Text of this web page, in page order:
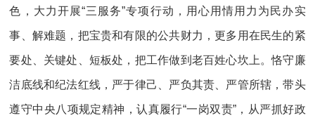
色，大力开展“三服务”专项行动，用心用情用力为民办实
事、解难题，把宝贵和有限的公共财力，更多用在民生的紧
要处、关键处、短板处，把工作做到老百姓心坎上。恪守廉
洁底线和纪法红线，严于律己、严负其责、严管所辖，带头
遵守中央八项规定精神，认真履行“一岗双责”，从严抓好政